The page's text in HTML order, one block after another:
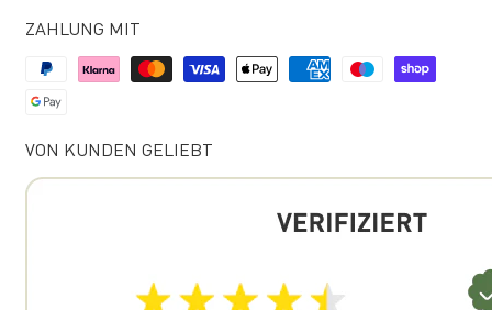
ZAHLUNG MIT
VON KUNDEN GELIEBT